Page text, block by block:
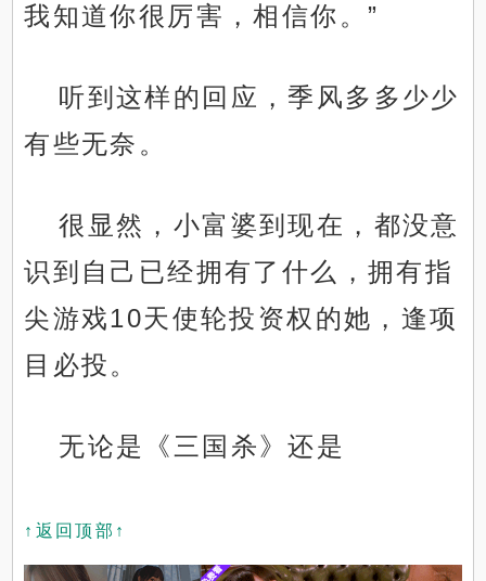
我知道你很厉害，相信你。”
听到这样的回应，季风多多少少
有些无奈。
很显然，小富婆到现在，都没意
识到自己已经拥有了什么，拥有指
尖游戏10天使轮投资权的她，逢项
目必投。
无论是《三国杀》还是
↑返回顶部↑